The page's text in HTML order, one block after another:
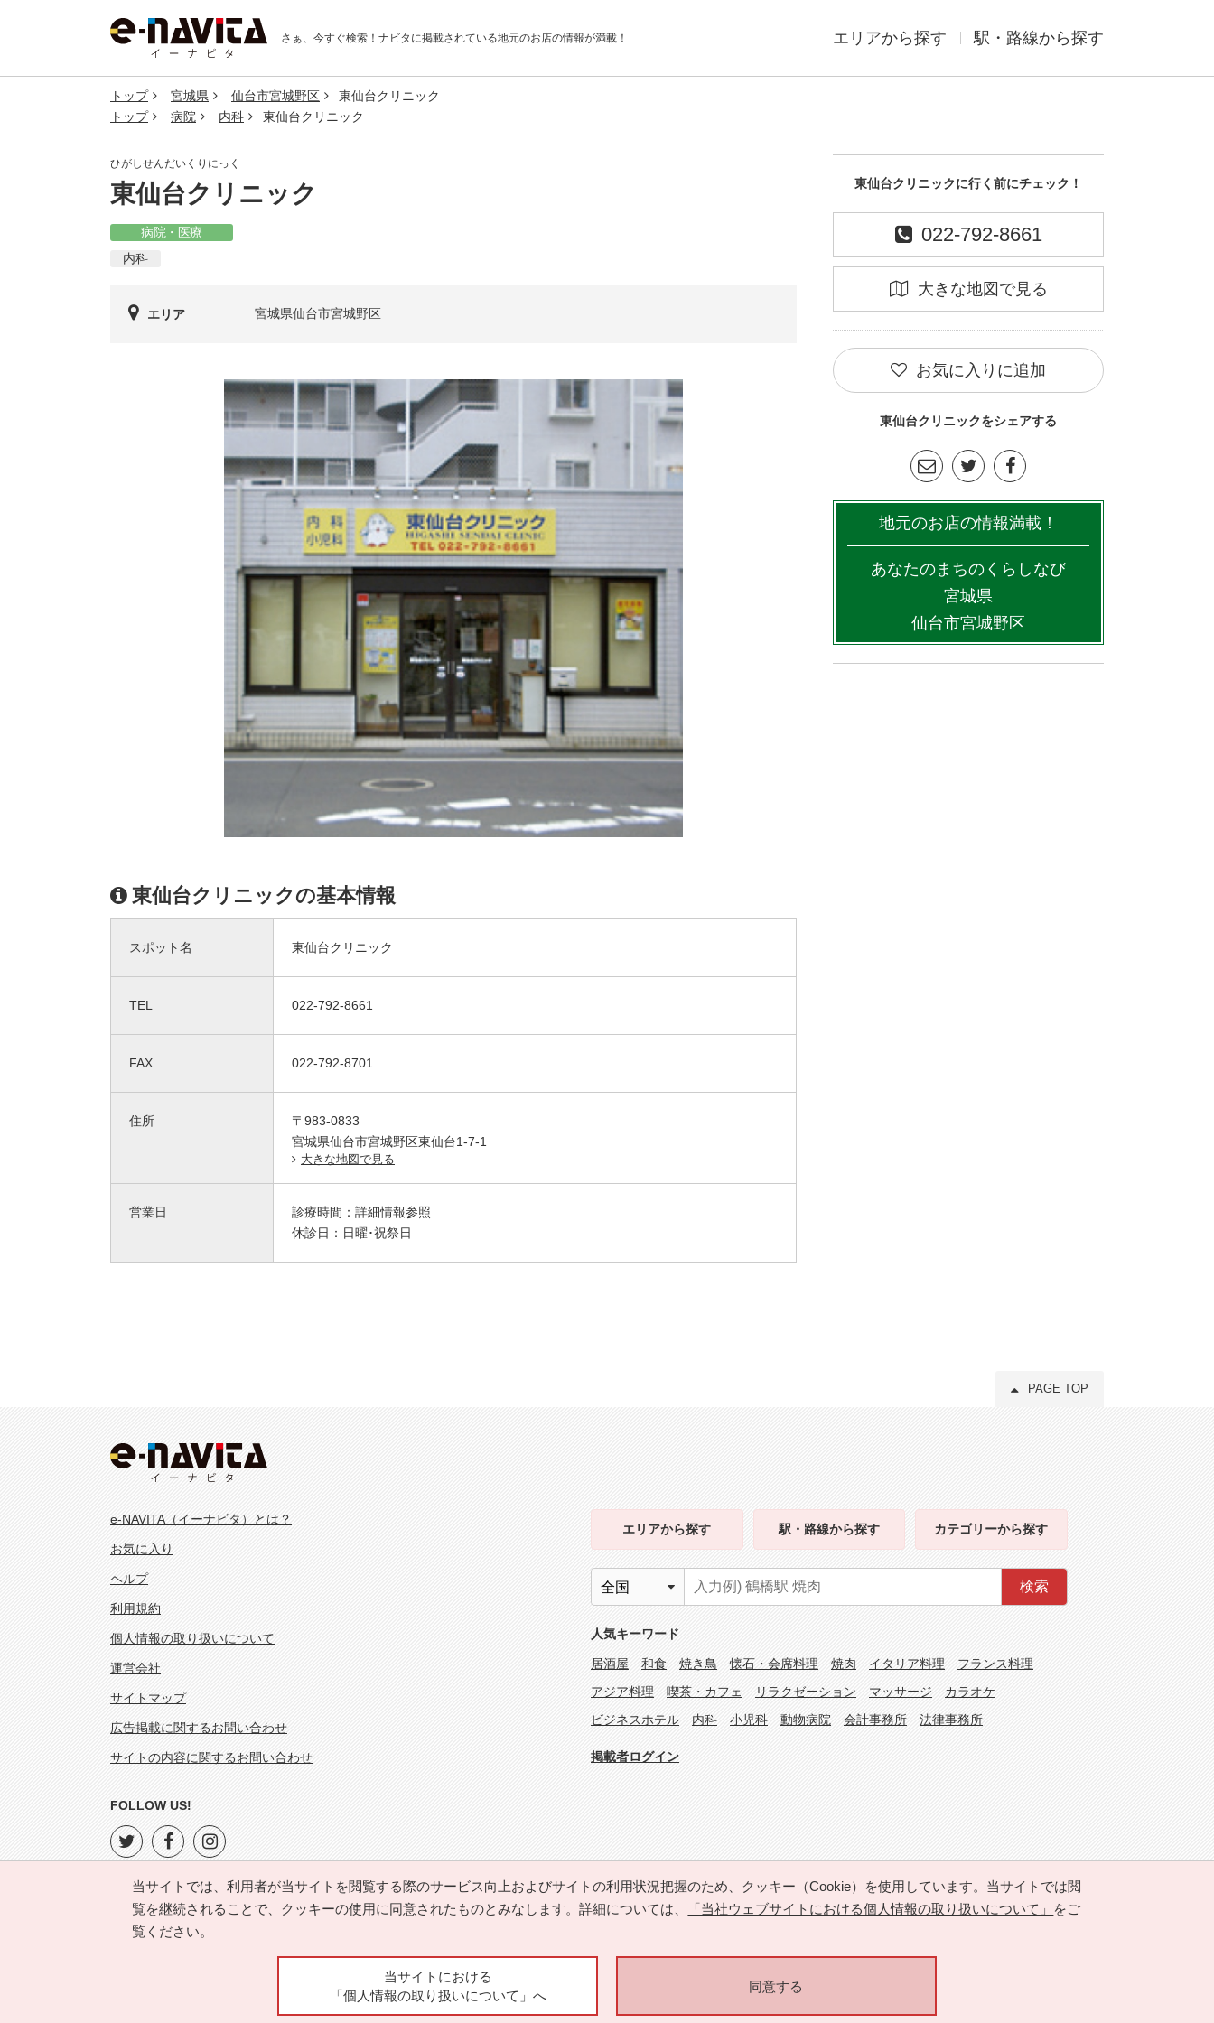
さぁ、今すぐ検索！ ナビタに掲載されている地元のお店の情報が満載！ エリアから探す 駅・路線から探す
トップ 宮城県 仙台市宮城野区
東仙台クリニック
トップ
病院 内科 東仙台クリニック
ひがしせんだいくりにっく
東仙台クリニック
病院・医療
内科
エリア 宮城県仙台市宮城野区
東仙台クリニックの基本情報
スポット名 東仙台クリニック
TEL 022-792-8661
FAX 022-792-8701
住所
〒983-0833
宮城県仙台市宮城野区東仙台1-7-1
大きな地図で見る
営業日 診療時間： 詳細情報参照
休診日： 日曜･祝祭日
東仙台クリニックに行く前にチェック！
022-792-8661
大きな地図で見る
お気に入りに追加
東仙台クリニックをシェアする
地元のお店の情報満載！
あなたのまちのくらしなび
宮城県
仙台市宮城野区
PAGE TOP
当サイトでは、利用者が当サイトを閲覧する際のサービス向上およびサイトの利用状況把握のため、クッキー（Cookie）を使用しています。当サイトでは閲
覧を継続されることで、クッキーの使用に同意されたものとみなします。詳細については、
「当社ウェブサイトにおける個人情報の取り扱いについて」 をご
覧ください。
当サイトにおける
「個人情報の取り扱いについて」へ
同意する
e-NAVITA（イーナビタ）とは？
お気に入り
ヘルプ
利用規約
個人情報の取り扱いについて
運営会社
サイトマップ
広告掲載に関するお問い合わせ
サイトの内容に関するお問い合わせ
エリアから探す 駅・路線から探す カテゴリーから探す
検索
人気キーワード
居酒屋 和食 焼き鳥 懐石・会席料理 焼肉 イタリア料理
フランス料理
アジア料理
喫茶・カフェ リラクゼーション マッサージ
カラオケ
ビジネスホテル
内科 小児科 動物病院 会計事務所 法律事務所
掲載者ログイン
FOLLOW US!
Copyright © HYOJITO.Co.,Ltd. All Rights Reserved.